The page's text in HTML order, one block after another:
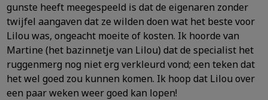
gunste heeft meegespeeld is dat de eigenaren zonder
twijfel aangaven dat ze wilden doen wat het beste voor
Lilou was, ongeacht moeite of kosten. Ik hoorde van
Martine (het bazinnetje van Lilou) dat de specialist het
ruggenmerg nog niet erg verkleurd vond; een teken dat
het wel goed zou kunnen komen. Ik hoop dat Lilou over
een paar weken weer goed kan lopen!